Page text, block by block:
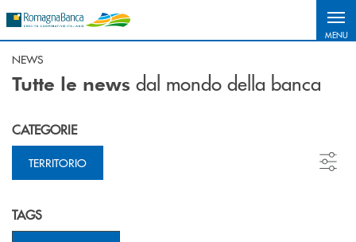
MENU
NEWS
Tutte le news dal mondo della banca
CATEGORIE
TERRITORIO
TAGS